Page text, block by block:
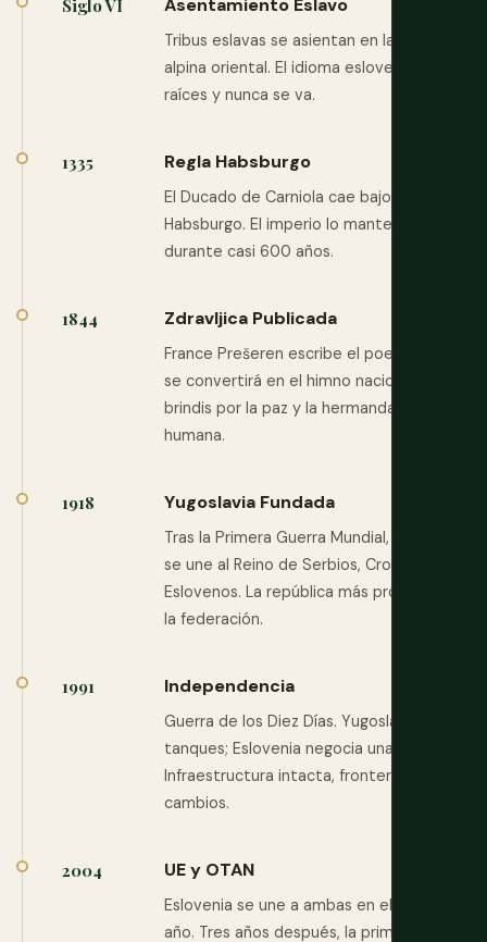
Siglo VI Asentamiento Eslavo
Tribus eslavas se asientan en la región
alpina oriental. El idioma esloveno echa
raíces y nunca se va.
1335 Regla Habsburgo
El Ducado de Carniola cae bajo control
Habsburgo. El imperio lo mantendrá
durante casi 600 años.
1844 Zdravljica Publicada
France Prešeren escribe el poema que
se convertirá en el himno nacional. Un
brindis por la paz y la hermandad
humana.
1918 Yugoslavia Fundada
Tras la Primera Guerra Mundial, Eslovenia
se une al Reino de Serbios, Croatas y
Eslovenos. La república más próspera de
la federación.
1991 Independencia
Guerra de los Diez Días. Yugoslavia envía
tanques; Eslovenia negocia una salida.
Infraestructura intacta, fronteras sin
cambios.
2004 UE y OTAN
Eslovenia se une a ambas en el mismo
año. Tres años después, la primera